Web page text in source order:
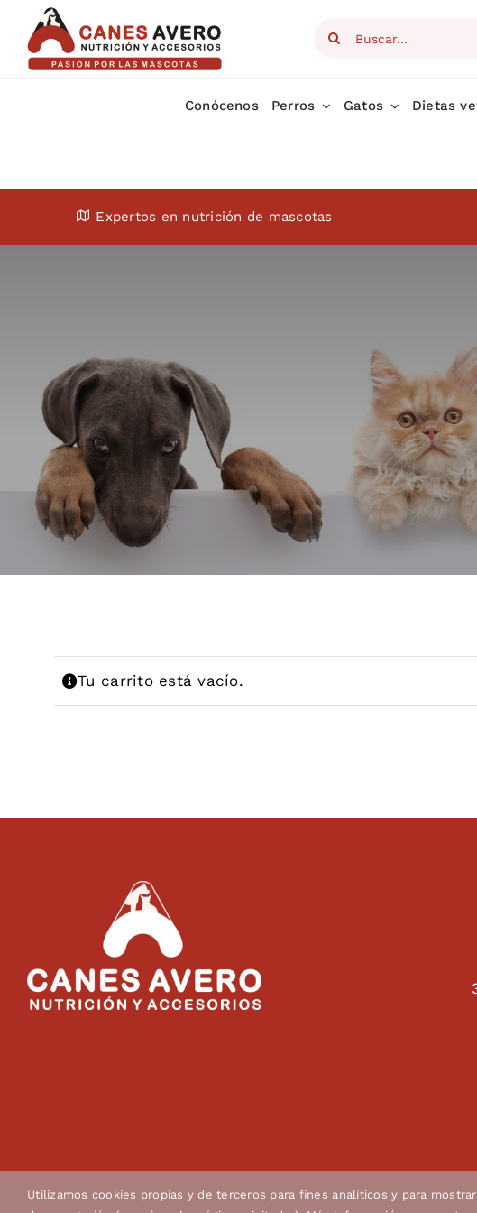
content
Search
Conócenos Perros Gatos Dietas
Expertos en nutrición de mascotas
Tu carrito está vacío.
Utilizamos cookies propias y de terceros para fines analíticos y para